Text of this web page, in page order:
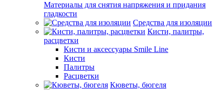
Материалы для снятия напряжения и придания
гладкости
Средства для изоляции
Кисти, палитры,
расцветки
Кисти и аксессуары Smile Line
Кисти
Палитры
Расцветки
Кюветы, бюгеля